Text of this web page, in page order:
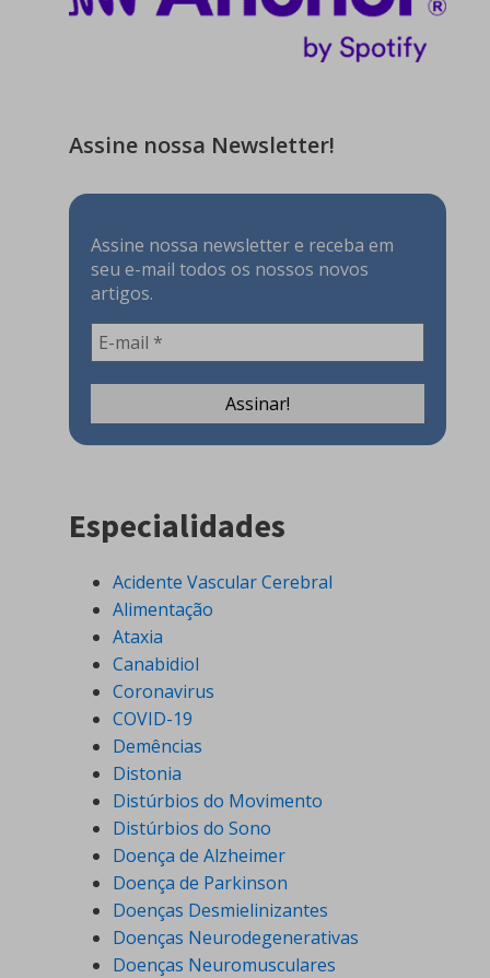
Assine nossa Newsletter!
Assine nossa newsletter e receba em
seu e-mail todos os nossos novos
artigos.
Especialidades
Acidente Vascular Cerebral
Alimentação
Ataxia
Canabidiol
Coronavirus
COVID-19
Demências
Distonia
Distúrbios do Movimento
Distúrbios do Sono
Doença de Alzheimer
Doença de Parkinson
Doenças Desmielinizantes
Doenças Neurodegenerativas
Doenças Neuromusculares